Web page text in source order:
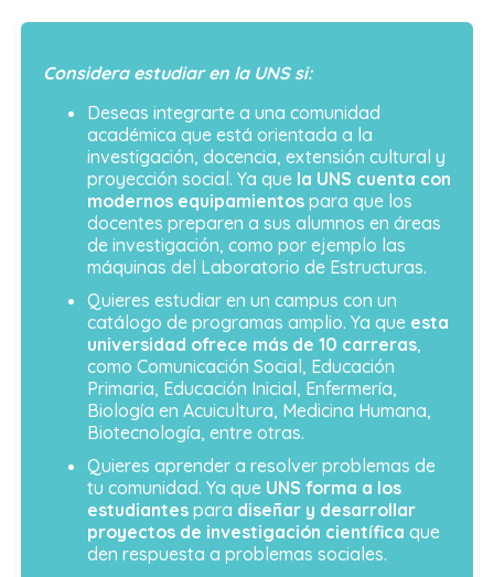
Considera estudiar en la UNS si:
Deseas integrarte a una comunidad
académica que está orientada a la
investigación, docencia, extensión cultural y
proyección social. Ya que la UNS cuenta con
modernos equipamientos para que los
docentes preparen a sus alumnos en áreas
de investigación, como por ejemplo las
máquinas del Laboratorio de Estructuras.
Quieres estudiar en un campus con un
catálogo de programas amplio. Ya que esta
universidad ofrece más de 10 carreras,
como Comunicación Social, Educación
Primaria, Educación Inicial, Enfermería,
Biología en Acuicultura, Medicina Humana,
Biotecnología, entre otras.
Quieres aprender a resolver problemas de
tu comunidad. Ya que UNS forma a los
estudiantes para diseñar y desarrollar
proyectos de investigación científica que
den respuesta a problemas sociales.